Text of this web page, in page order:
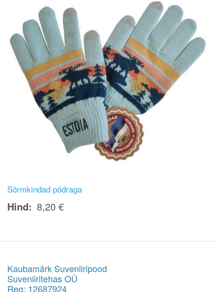
Sõrmkindad põdraga
Hind 8,20 €
Kaubamärk Suveniiripood
Suveniiritehas OÜ
Reg: 12687924